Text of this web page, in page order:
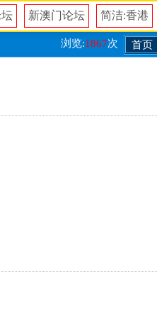
新澳门论坛 简洁:香港
首页
浏览:1867次